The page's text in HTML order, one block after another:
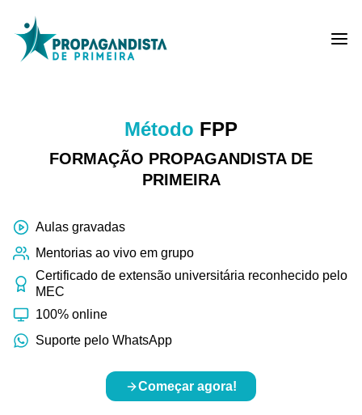
content
Método FPP
FORMAÇÃO PROPAGANDISTA DE
PRIMEIRA
Aulas gravadas
Mentorias ao vivo em grupo
Certificado de extensão universitária reconhecido pelo
MEC
100% online
Suporte pelo WhatsApp
Começar agora!